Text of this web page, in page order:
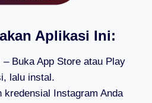
Aplikasi Ini:
– Buka App Store atau Play
lalu instal.
Instagram Anda